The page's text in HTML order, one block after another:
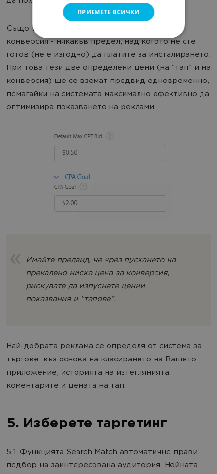
Също така можете да определите цена на
конверсия - някакъв предел, над когото не сте
готов (не е изгодно) да платите за инсталирането.
При това тези две определени цени (на “тап” и на
конверcия) ще се вземат предвид едновременно,
помагайки на системата максимално ефективно да
оптимизира показването на реклами.
Имайте предвид, че чрез пускането на
прекалено ниска цена за конверсия,
рискувате да изпуснете ценни
показвания и “тапове”.
Най-добрата реклама се определя от система за
търгове, въз основа на класирането на Вашето
приложение, историята на изтеглянията,
коментарите и цената на тап.
5. Изберете таргетинг
5.1. Функцията Search Match автоматично прави
подбор на заинтересована аудитория. Нейната
ПРИЕМЕТЕ ВСИЧКИ